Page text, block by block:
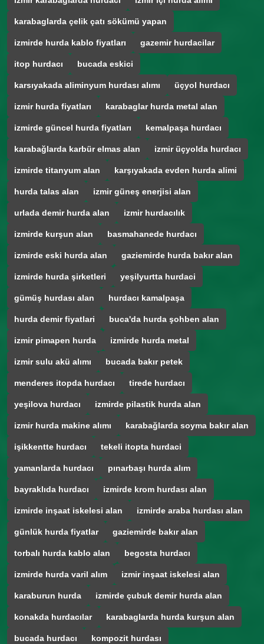
karabaglarda çelik çatı sökümü yapan
izmirde hurda kablo fiyatları gazemir hurdacilar
itop hurdacı bucada eskici
karsıyakada aliminyum hurdası alımı üçyol hurdacı
izmir hurda fiyatları karabaglar hurda metal alan
izmirde güncel hurda fiyatları kemalpaşa hurdacı
karabağlarda karbür elmas alan izmir üçyolda hurdacı
izmirde titanyum alan karşıyakada evden hurda alimi
hurda talas alan izmir güneş enerjisi alan
urlada demir hurda alan izmir hurdacılık
izmirde kurşun alan basmahanede hurdacı
izmirde eski hurda alan gaziemirde hurda bakır alan
izmirde hurda şirketleri yeşilyurtta hurdaci
gümüş hurdası alan hurdacı kamalpaşa
hurda demir fiyatlari buca'da hurda şohben alan
izmir pimapen hurda izmirde hurda metal
izmir sulu akü alımı bucada bakır petek
menderes itopda hurdacı tirede hurdacı
yeşilova hurdacı izmirde pilastik hurda alan
izmir hurda makine alımı karabağlarda soyma bakır alan
işikkentte hurdacı tekeli itopta hurdaci
yamanlarda hurdacı pınarbaşı hurda alım
bayraklıda hurdacı izmirde krom hurdası alan
izmirde inşaat iskelesi alan izmirde araba hurdası alan
günlük hurda fiyatlar gaziemirde bakır alan
torbalı hurda kablo alan begosta hurdacı
izmirde hurda varil alım izmir inşaat iskelesi alan
karaburun hurda izmirde çubuk demir hurda alan
konakda hurdacılar karabaglarda hurda kurşun alan
bucada hurdacı kompozit hurdası